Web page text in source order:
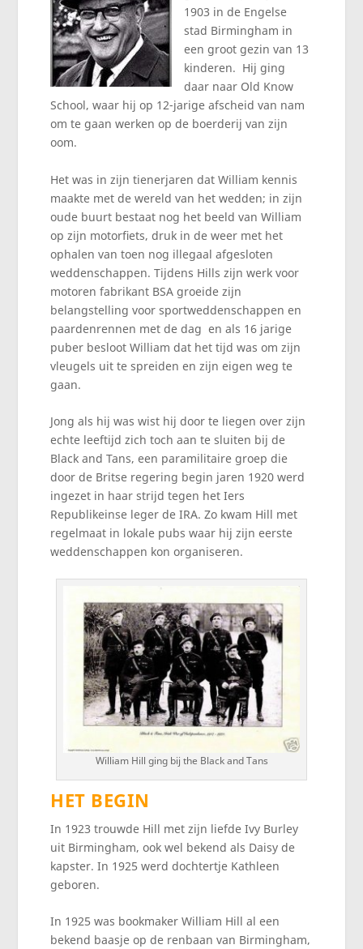
1903 in de Engelse
stad Birmingham in
een groot gezin van 13
kinderen. Hij ging
daar naar Old Know
School, waar hij op 12-jarige afscheid van nam
om te gaan werken op de boerderij van zijn
oom.
Het was in zijn tienerjaren dat William kennis
maakte met de wereld van het wedden; in zijn
oude buurt bestaat nog het beeld van William
op zijn motorfiets, druk in de weer met het
ophalen van toen nog illegaal afgesloten
weddenschappen. Tijdens Hills zijn werk voor
motoren fabrikant BSA groeide zijn
belangstelling voor sportweddenschappen en
paardenrennen met de dag en als 16 jarige
puber besloot William dat het tijd was om zijn
vleugels uit te spreiden en zijn eigen weg te
gaan.
Jong als hij was wist hij door te liegen over zijn
echte leeftijd zich toch aan te sluiten bij de
Black and Tans, een paramilitaire groep die
door de Britse regering begin jaren 1920 werd
ingezet in haar strijd tegen het Iers
Republikeinse leger de IRA. Zo kwam Hill met
regelmaat in lokale pubs waar hij zijn eerste
weddenschappen kon organiseren.
William Hill ging bij the Black and Tans
HET BEGIN
In 1923 trouwde Hill met zijn liefde Ivy Burley
uit Birmingham, ook wel bekend als Daisy de
kapster. In 1925 werd dochtertje Kathleen
geboren.
In 1925 was bookmaker William Hill al een
bekend baasje op de renbaan van Birmingham,